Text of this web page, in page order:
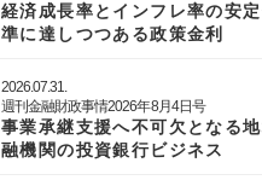
経済成長率とインフレ率の安
準に達しつつある政策金利
2026.07.31.
週刊金融財政事情2026年8月4日号
事業承継支援へ不可欠となる
融機関の投資銀行ビジネス